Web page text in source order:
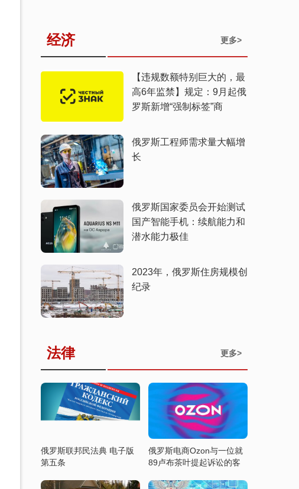
更多>
经济
【违规数额特别巨大的，最
高6年监禁】规定：9月起俄
罗斯新增“强制标签”商
俄罗斯工程师需求量大幅增
长
俄罗斯国家委员会开始测试
国产智能手机：续航能力和
潜水能力极佳
​2023年，俄罗斯住房规模创
纪录
更多>
法律
俄罗斯联邦民法典 电子版
第五条
俄罗斯电商Ozon与一位就
89卢布茶叶提起诉讼的客